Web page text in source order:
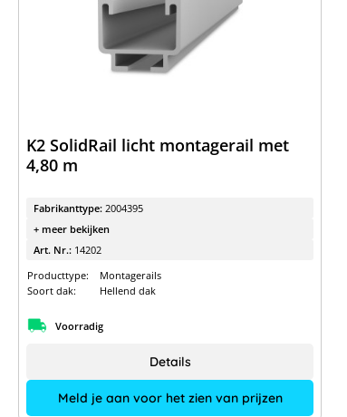
K2 SolidRail licht montagerail met
4,80 m
Fabrikanttype: 2004395
+ meer bekijken
Art. Nr.: 14202
Producttype:
Montagerails
Soort dak:
Hellend dak
Voorradig
Meld je aan voor het zien van prijzen
Details